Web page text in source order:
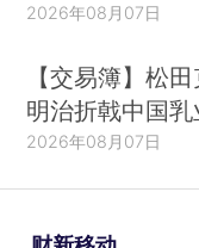
2026年08月07日
【交易簿】松
明治折戟中国乳
2026年08月07日